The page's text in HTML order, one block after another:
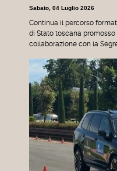
Sabato, 04 Luglio 2026
Continua il percorso
di Stato toscana
collaborazione con la